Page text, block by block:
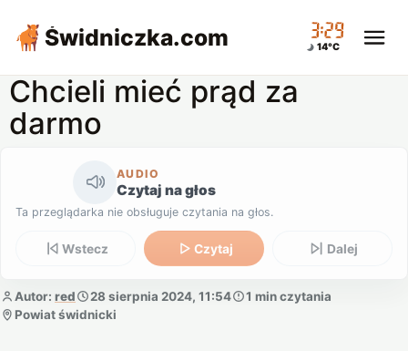
Świdniczka.com 03:29
14°C
Chcieli mieć prąd za
darmo
AUDIO
Czytaj na głos
Ta przeglądarka nie obsługuje czytania na głos.
Wstecz Czytaj Dalej
Autor: red 28 sierpnia 2024, 11:54
1 min czytania
Powiat świdnicki